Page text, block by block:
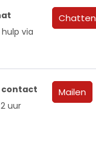
via
Chatten
contact
uur
Mailen